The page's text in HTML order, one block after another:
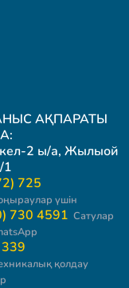
АҚПАРАТЫ
2 ы/а, Жылыой
1
725
үшін
730 4591 Сатулар
қолдау